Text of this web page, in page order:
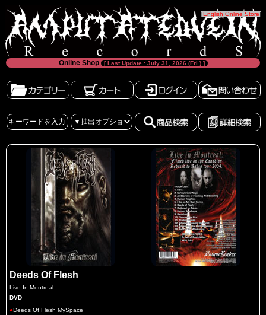
[English Online Store]
Online Shop [ Last Update : July 31, 2026 (Fri.) ]
Deeds Of Flesh
Live In Montreal
DVD
●Deeds Of Flesh MySpace